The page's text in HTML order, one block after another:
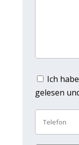
Ich
gelesen